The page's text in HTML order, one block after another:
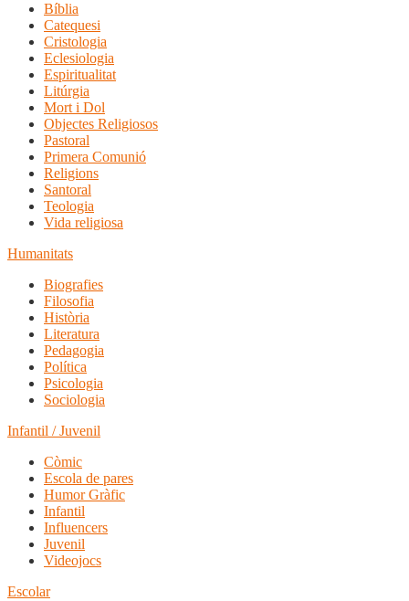
Bíblia
Catequesi
Cristologia
Eclesiologia
Espiritualitat
Litúrgia
Mort i Dol
Objectes Religiosos
Pastoral
Primera Comunió
Religions
Santoral
Teologia
Vida religiosa
Humanitats
Biografies
Filosofia
Història
Literatura
Pedagogia
Política
Psicologia
Sociologia
Infantil / Juvenil
Còmic
Escola de pares
Humor Gràfic
Infantil
Influencers
Juvenil
Videojocs
Escolar